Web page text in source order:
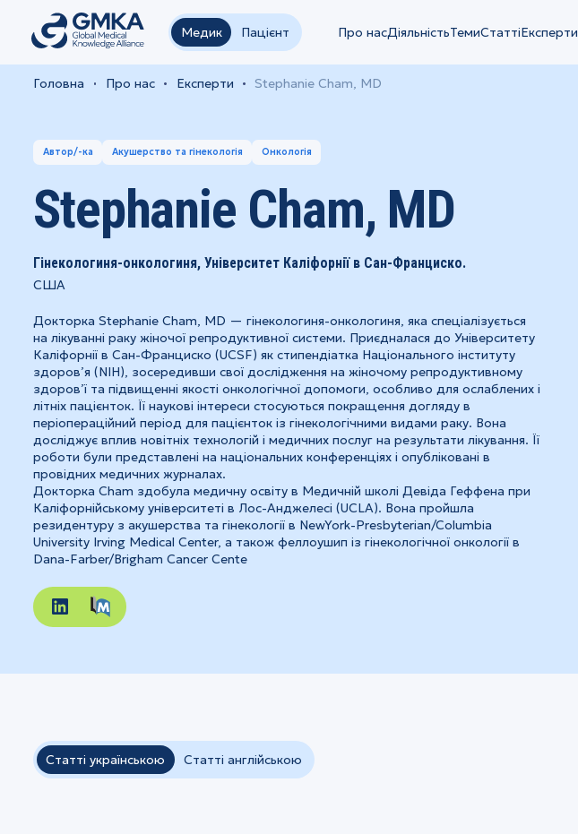
Медик Пацієнт Про насДіяльністьТемиСтаттіЕксперти
Головна Про нас Експерти Stephanie Cham, MD
Автор/-ка Акушерство та гінекологія Онкологія
Stephanie Cham, MD
Гінекологиня-онкологиня, Університет Каліфорнії в Сан-Франциско.
США
Докторка Stephanie Cham, MD — гінекологиня-онкологиня, яка спеціалізується
на лікуванні раку жіночої репродуктивної системи. Приєдналася до Університету
Каліфорнії в Сан-Франциско (UCSF) як стипендіатка Національного інституту
здоров’я (NIH), зосередивши свої дослідження на жіночому репродуктивному
здоров’ї та підвищенні якості онкологічної допомоги, особливо для ослаблених і
літніх пацієнток. Її наукові інтереси стосуються покращення догляду в
періопераційний період для пацієнток із гінекологічними видами раку. Вона
досліджує вплив новітніх технологій і медичних послуг на результати лікування. Її
роботи були представлені на національних конференціях і опубліковані в
провідних медичних журналах.
Докторка Cham здобула медичну освіту в Медичній школі Девіда Геффена при
Каліфорнійському університеті в Лос-Анджелесі (UCLA). Вона пройшла
резидентуру з акушерства та гінекології в NewYork-Presbyterian/Columbia
University Irving Medical Center, а також феллоушип із гінекологічної онкології в
Dana-Farber/Brigham Cancer Cente
Статті українською Статті англійською